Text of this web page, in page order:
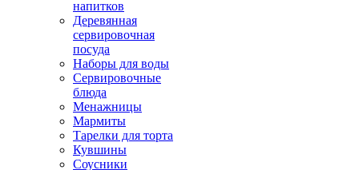
напитков
Деревянная
сервировочная
посуда
Наборы для воды
Сервировочные
блюда
Менажницы
Мармиты
Тарелки для торта
Кувшины
Соусники